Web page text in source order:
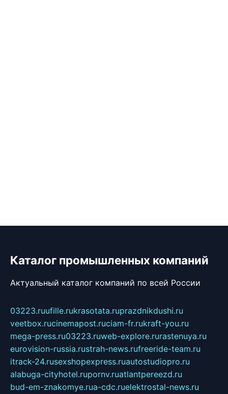
Каталог промышленных компаний
Актуальный каталог компаний по всей России
03223.ruufille.rukrasotata.ruprazdnikdushi.ru
veetbox.rucinemapost.ruciam-fr.rukraft-you.ru
mega-press.ru03223.ruweb-explore.rurastenuya.ru
eurovision-russia.rustrah-news.rufreeride-team.ru
itrack-24.rusexshopexpress.ruautostudiopro.ru
alabuga-cityhotel.rupornv.ruatlantpereezd.ru
bud-em-znakomye.rua-cdc.ruelektrostal-news.ru